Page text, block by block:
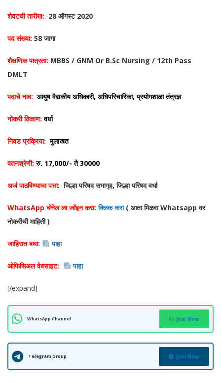
शेवटची तारीख: 28 ऑगस्ट 2020
पद संख्या: 58 जागा
शैक्षणिक पात्रता: MBBS / GNM Or B.Sc Nursing / 12th Pass
DMLT
पदाचे नाव: आयुष वैद्यकीय अधिकारी, अधिपरिचारिका, प्रयोगशाळा तंत्रज्ञ
नोकरी ठिकाण: वर्धा
निवड प्रक्रिया: मुलाखत
वतनश्रेणी: रु. 17,000/- ते 30000
अर्ज पाठविण्याचा पत्ता: जिल्हा परिषद सभागृह, जिल्हा परिषद वर्धा
WhatsApp चॅनेल ला जॉइन करा:क्लिक करा ( आता मिळवा Whatsapp वर
नोकरीची माहिती )
जाहिरात बघा: पाहा
ओफिसिअल वेबसाइट: पाहा
[/expand]
WhatsApp Channel Join Now
Telegram Group Join Now